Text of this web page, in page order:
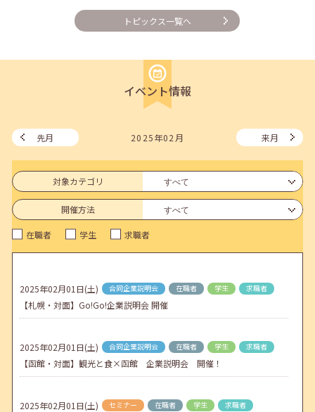
2026年07月01日(水) 企業向け
企業様向けセミナー「現場を巻き込む！人事のための『越境人材育
jobcafeからのお知らせ
7月のセミナー情報を公開いたしました。
メールカウンセリング、就職決定報告フォーム復旧いたしました。
2026年05月25日(月) jobcafeからのお知らせ
6月のセミナー情報を公開いたしました。
2026年05月01日(金) jobcafeからのお知らせ
連休前後（ゴールデンウィーク）のメールキャリア・アドバイス対応
についてのお知らせ
2026年04月02日(木) jobcafeからのお知らせ
トピックス一覧へ
イベント情報
先月 2025年02月 来月
対象カテゴリ
開催方法
在職者 学生 求職者
2025年02月01日(土) 合同企業説明会 在職者 学生 求職者
【札幌・対面】Go!Go!企業説明会 開催
2025年02月01日(土) 合同企業説明会 在職者 学生 求職者
【函館・対面】観光と食×函館 企業説明会 開催！
2025年02月01日(土) セミナー 在職者 学生 求職者